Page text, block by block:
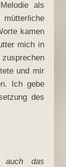
als
kamen
mich in
und mir
Ich gebe
des
auch das